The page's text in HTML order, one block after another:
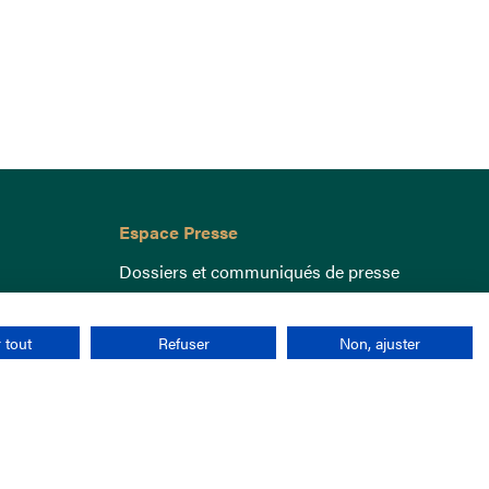
Espace Presse
Dossiers et communiqués de presse
tout Refuser Non, ajuster